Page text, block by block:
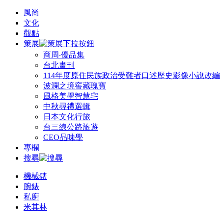
風尚
文化
觀點
策展
商周‧優品集
台北畫刊
114年度原住民族政治受難者口述歷史影像小說改
波瀾之境窖藏瑰寶
風格美學智慧宅
中秋尋禮選輯
日本文化行旅
台三線公路旅遊
CEO品味學
專欄
搜尋
機械錶
腕錶
私廚
米其林